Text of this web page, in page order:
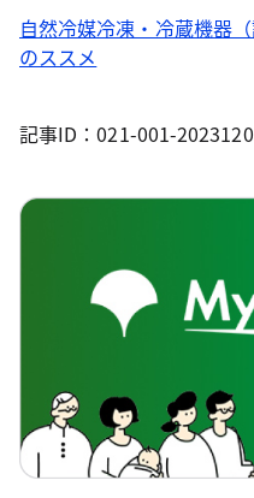
自然冷媒冷凍・冷蔵機器
のススメ
記事ID：021-001-